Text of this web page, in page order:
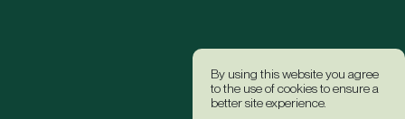
By using this website you agree
to the use of cookies to ensure a
better site experience.